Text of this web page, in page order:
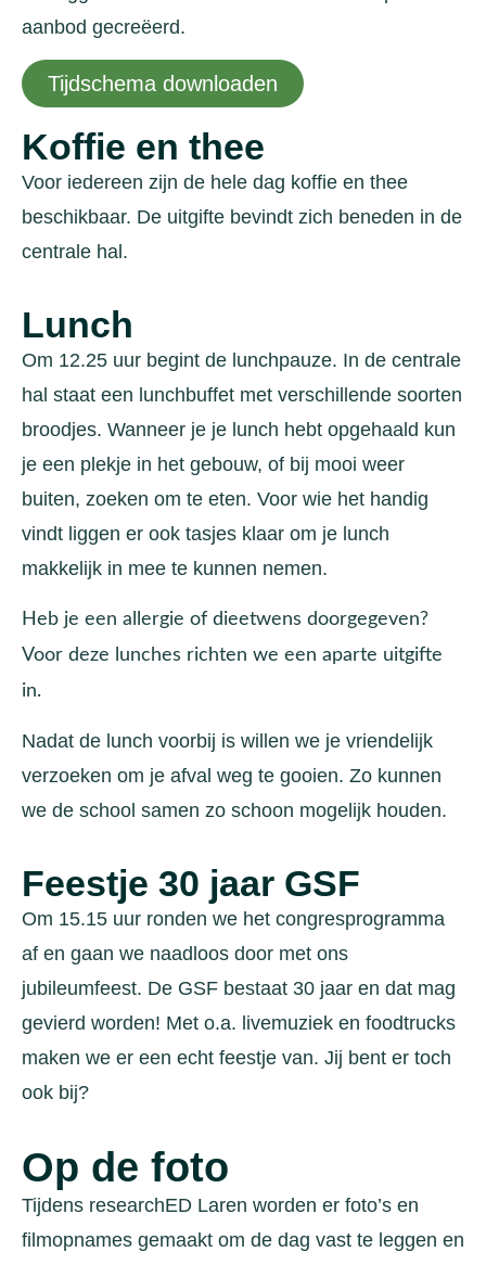
aanbod gecreëerd.
Tijdschema downloaden
Koffie en thee
Voor iedereen zijn de hele dag koffie en thee
beschikbaar. De uitgifte bevindt zich beneden in de
centrale hal.
Lunch
Om 12.25 uur begint de lunchpauze. In de centrale
hal staat een lunchbuffet met verschillende soorten
broodjes. Wanneer je je lunch hebt opgehaald kun
je een plekje in het gebouw, of bij mooi weer
buiten, zoeken om te eten. Voor wie het handig
vindt liggen er ook tasjes klaar om je lunch
makkelijk in mee te kunnen nemen.
Heb je een allergie of dieetwens doorgegeven?
Voor deze lunches richten we een aparte uitgifte
in.
Nadat de lunch voorbij is willen we je vriendelijk
verzoeken om je afval weg te gooien. Zo kunnen
we de school samen zo schoon mogelijk houden.
Feestje 30 jaar GSF
Om 15.15 uur ronden we het congresprogramma
af en gaan we naadloos door met ons
jubileumfeest. De GSF bestaat 30 jaar en dat mag
gevierd worden! Met o.a. livemuziek en foodtrucks
maken we er een echt feestje van. Jij bent er toch
ook bij?
Op de foto
Tijdens researchED Laren worden er foto’s en
filmopnames gemaakt om de dag vast te leggen en